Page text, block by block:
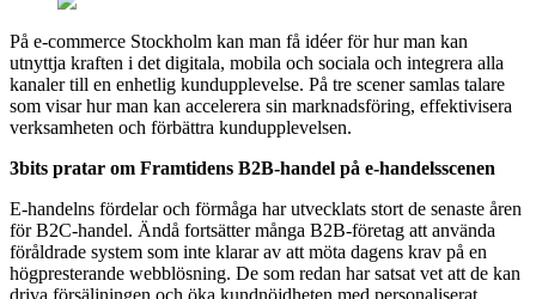
På e-commerce Stockholm kan man få idéer för hur man kan
utnyttja kraften i det digitala, mobila och sociala och integrera alla
kanaler till en enhetlig kundupplevelse. På tre scener samlas talare
som visar hur man kan accelerera sin marknadsföring, effektivisera
verksamheten och förbättra kundupplevelsen.
3bits pratar om Framtidens B2B-handel på e-handelsscenen
E-handelns fördelar och förmåga har utvecklats stort de senaste åren
för B2C-handel. Ändå fortsätter många B2B-företag att använda
föråldrade system som inte klarar av att möta dagens krav på en
högpresterande webblösning. De som redan har satsat vet att de kan
driva försäljningen och öka kundnöjdheten med personaliserat